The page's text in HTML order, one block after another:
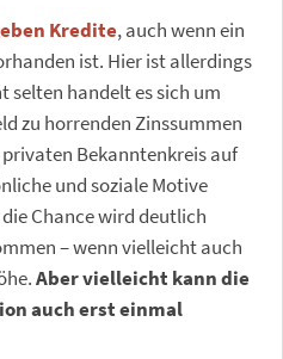
Kredite, auch wenn ein
ist. Hier ist allerdings
selten handelt es sich um
zu horrenden Zinssummen
Bekanntenkreis auf
und soziale Motive
Chance wird deutlich
– wenn vielleicht auch
Aber vielleicht kann die
auch erst einmal